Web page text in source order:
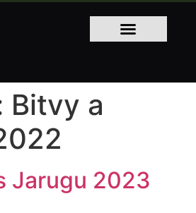
Bitvy a
Jarugu 2023